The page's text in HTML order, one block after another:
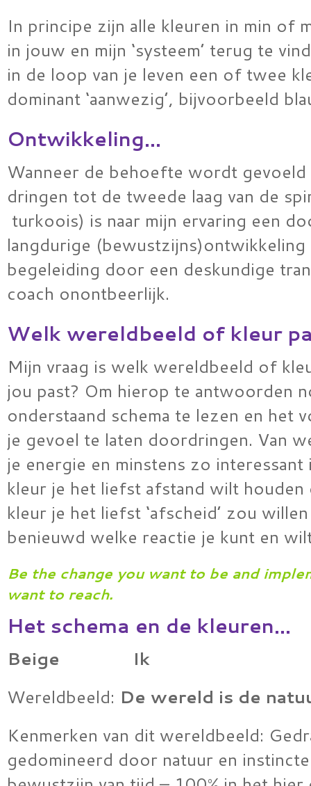
In principe zijn alle kleuren in min of
in jouw en mijn ‘systeem’ terug te
in de loop van je leven een of twee
dominant ‘aanwezig’, bijvoorbeeld
Ontwikkeling…
Wanneer de behoefte wordt
dringen tot de tweede laag van de
turkoois) is naar mijn ervaring een
langdurige (bewustzijns)ontwikkeling
begeleiding door een deskundige
coach onontbeerlijk.
Welk wereldbeeld of kleur
Mijn vraag is welk wereldbeeld of
jou past? Om hierop te antwoorden
onderstaand schema te lezen en het
je gevoel te laten doordringen. Van
je energie en minstens zo interessant
kleur je het liefst afstand wilt houden
kleur je het liefst ‘afscheid’ zou
benieuwd welke reactie je kunt en
Be the change you want to be and
want to reach.
Het schema en de kleuren…
Beige Ik
Wereldbeeld: De wereld is de
Kenmerken van dit wereldbeeld:
gedomineerd door natuur en